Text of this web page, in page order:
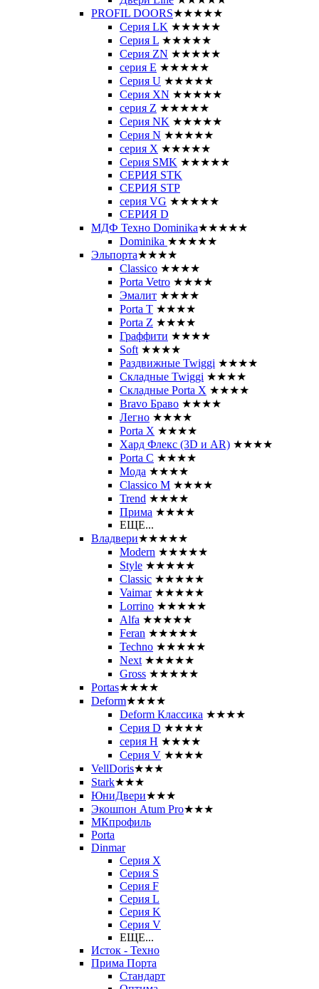
PROFIL DOORS★★★★★
Серия LK ★★★★★
Серия L ★★★★★
Серия ZN ★★★★★
серия E ★★★★★
Серия U ★★★★★
Серия XN ★★★★★
серия Z ★★★★★
Серия NK ★★★★★
Серия N ★★★★★
серия X ★★★★★
Серия SMK ★★★★★
СЕРИЯ STK
СЕРИЯ STP
серия VG ★★★★★
СЕРИЯ D
МДФ Техно Dominika★★★★★
Dominika ★★★★★
Эльпорта★★★★
Classico ★★★★
Porta Vetro ★★★★
Эмалит ★★★★
Porta T ★★★★
Porta Z ★★★★
Граффити ★★★★
Soft ★★★★
Раздвижные Twiggi ★★★★
Складные Twiggi ★★★★
Складные Porta X ★★★★
Bravo Браво ★★★★
Легно ★★★★
Porta X ★★★★
Хард Флекс (3D и AR) ★★★★
Porta C ★★★★
Мода ★★★★
Classico M ★★★★
Trend ★★★★
Прима ★★★★
ЕЩЕ...
Владвери★★★★★
Modern ★★★★★
Style ★★★★★
Classic ★★★★★
Vaimar ★★★★★
Lorrino ★★★★★
Alfa ★★★★★
Feran ★★★★★
Techno ★★★★★
Next ★★★★★
Gross ★★★★★
Portas★★★★
Deform★★★★
Deform Классика ★★★★
Серия D ★★★★
серия H ★★★★
Серия V ★★★★
VellDoris★★★
Stark★★★
ЮниДвери★★★
Экошпон Atum Pro★★★
МКпрофиль
Porta
Dinmar
Серия X
Серия S
Серия F
Серия L
Серия K
Серия V
ЕЩЕ...
Исток - Техно
Прима Порта
Стандарт